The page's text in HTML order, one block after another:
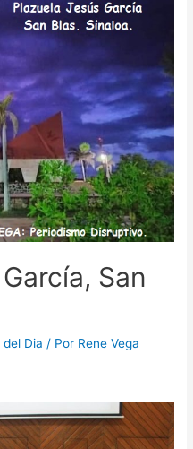
San
del Dia / Por Rene Vega